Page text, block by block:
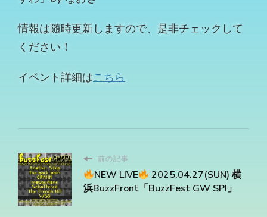
情報は随時更新しますので、是非チェックして
ください！
イベント詳細はこちら
前の記事
NEW LIVE
2025.04.27(SUN) 横
浜BuzzFront「BuzzFest GW SP!」